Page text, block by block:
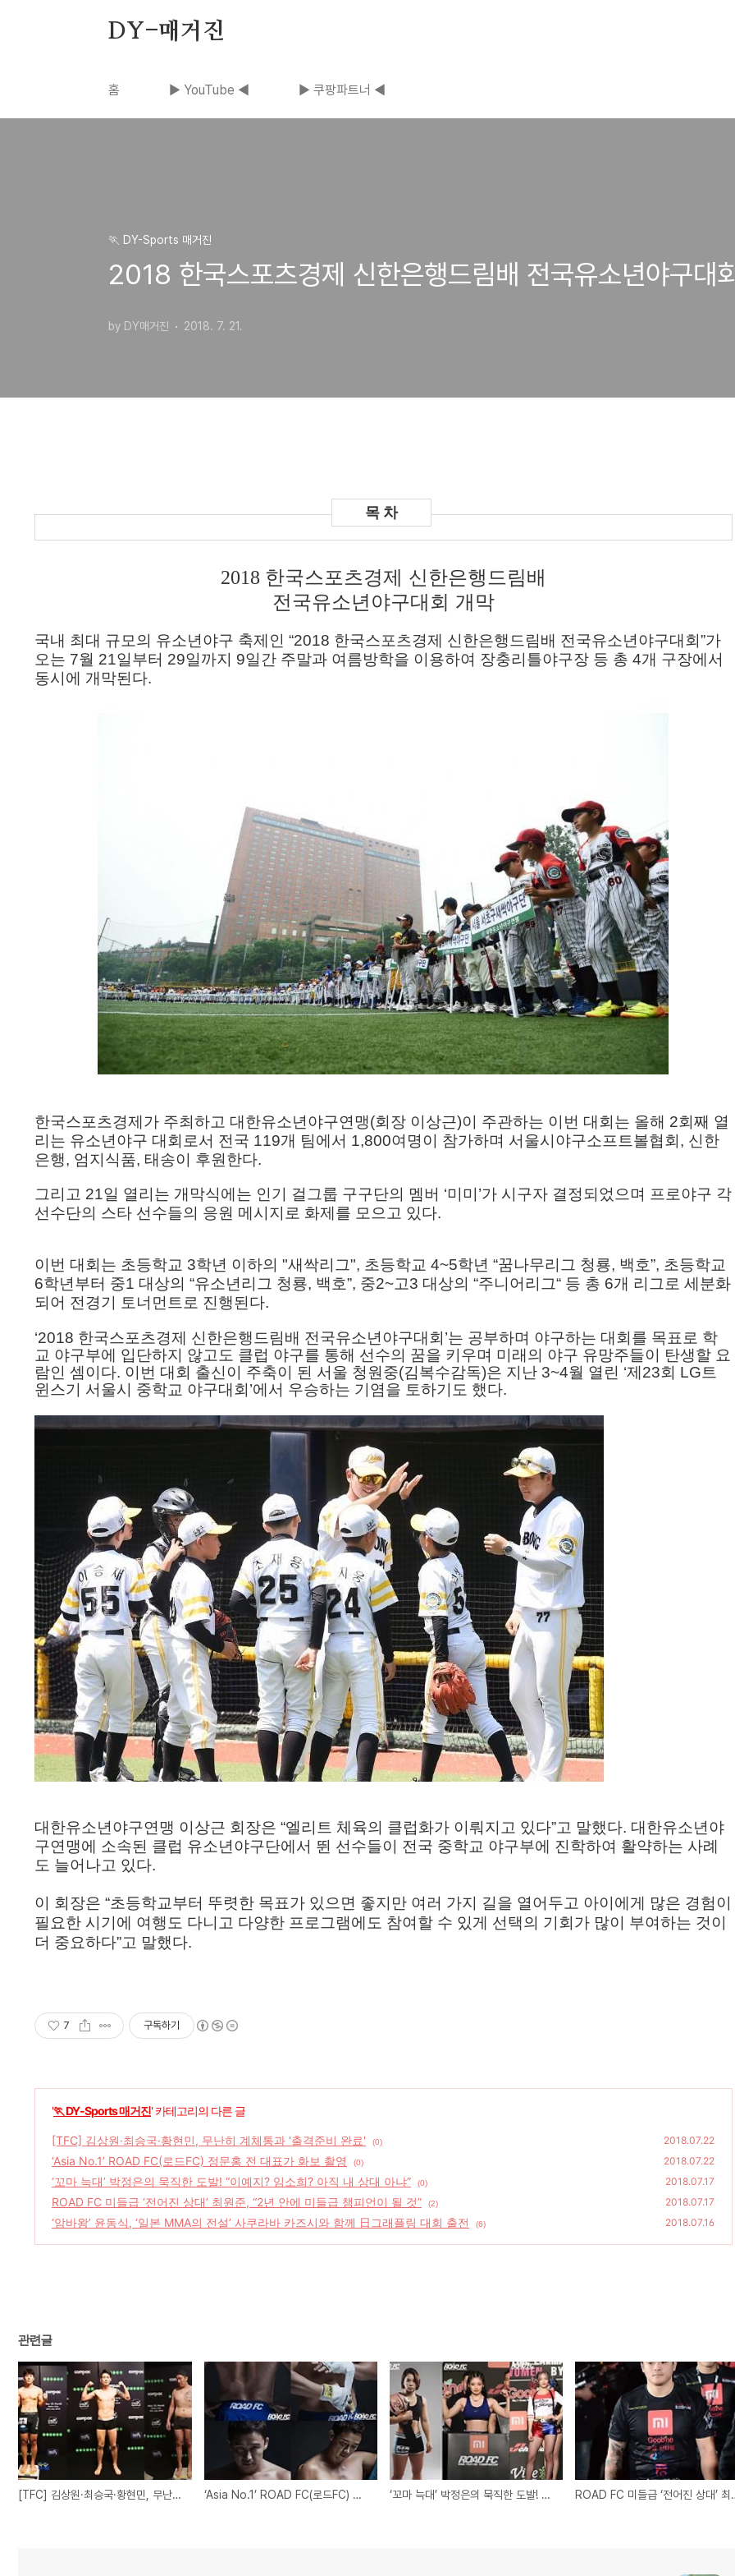
DY-매거진
홈 ▶ YouTube ◀ ▶ 쿠팡파트너 ◀
🏃 DY-Sports 매거진
2018 한국스포츠경제 신한은행드림배 전국유소년야구대
by DY매거진 2018. 7. 21.
2018 한국스포츠경제 신한은행드림배
전국유소년야구대회 개막
국내 최대 규모의 유소년야구 축제인 “2018 한국스포츠경제 신한은행드림배 전국유소년야구대회 ”가
오는 7월 21일부터 29일까지 9일간 주말과 여름방학을 이용하여 장충리틀야구장 등 총 4개 구장에서
동시에 개막된다.
한국스포츠경제가 주최하고 대한유소년야구연맹(회장 이상근)이 주관하는 이번 대회는 올해 2회째 열
리는 유소년야구 대회로서 전국 119개 팀에서 1,800여명이 참가하며 서울시야구소프트볼협회 , 신한
은행, 엄지식품, 태송이 후원한다.
그리고 21일 열리는 개막식에는 인기 걸그룹 구구단의 멤버 ‘미미 ’가 시구자 결정되었으며 프로야구 각
선수단의 스타 선수들의 응원 메시지로 화제를 모으고 있다.
이번 대회는 초등학교 3학년 이하의 "새싹리그", 초등학교 4~5학년 “꿈나무리그 청룡, 백호”, 초등학교
6학년부터 중1 대상의 “유소년리그 청룡, 백호”, 중2~고3 대상의 “주니어리그“ 등 총 6개 리그로 세분화
되어 전경기 토너먼트로 진행된다.
‘2018 한국스포츠경제 신한은행드림배 전국유소년야구대회 ’는 공부하며 야구하는 대회를 목표로 학
교 야구부에 입단하지 않고도 클럽 야구를 통해 선수의 꿈을 키우며 미래의 야구 유망주들이 탄생할 요
람인 셈이다. 이번 대회 출신이 주축이 된 서울 청원중(김복수감독)은 지난 3~4월 열린 ‘제 23회 LG트
윈스기 서울시 중학교 야구대회 ’에서 우승하는 기염을 토하기도 했다.
대한유소년야구연맹 이상근 회장은 “엘리트 체육의 클럽화가 이뤄지고 있다”고 말했다. 대한유소년야
구연맹에 소속된 클럽 유소년야구단에서 뛴 선수들이 전국 중학교 야구부에 진학하여 활약하는 사례
도 늘어나고 있다.
이 회장은 “초등학교부터 뚜렷한 목표가 있으면 좋지만 여러 가지 길을 열어두고 아이에게 많은 경험이
필요한 시기에 여행도 다니고 다양한 프로그램에도 참여할 수 있게 선택의 기회가 많이 부여하는 것이
더 중요하다”고 말했다.
7 구독하기
'🏃 DY-Sports 매거진' 카테고리의 다른 글
[TFC] 김상원·최승국·황현민, 무난히 계체통과 '출격준비 완료' (0) 2018.07.22
‘Asia No.1’ ROAD FC(로드FC) 정문홍 전 대표가 화보 촬영 (0) 2018.07.22
‘꼬마 늑대’ 박정은의 묵직한 도발! “이예지? 임소희? 아직 내 상대 아냐” (0) 2018.07.17
ROAD FC 미들급 ‘전어진 상대’ 최원준, “2년 안에 미들급 챔피언이 될 것” (2) 2018.07.17
‘암바왕’ 윤동식, ‘일본 MMA의 전설’ 사쿠라바 카즈시와 함께 日그래플링 대회 출전 (6) 2018.07.16
관련글
[TFC] 김상원·최승국·황현민, 무난히 계체통과 '출격준비 완료' ‘Asia No.1’ ROAD FC(로드FC) 정문홍 전 대표가 화보 촬영 ‘꼬마 늑대’ 박정은의 묵직한 도발! “이예지? 임소희? 아직 내 상대 아냐” ROAD FC 미들급